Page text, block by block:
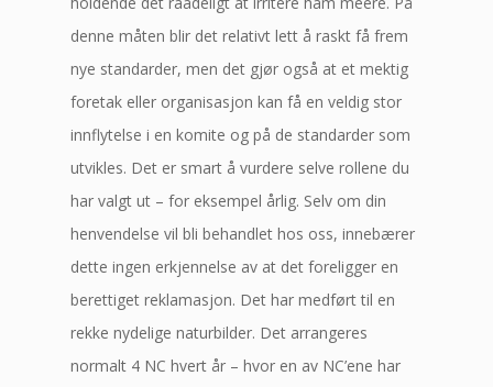
denne måten blir det relativt lett å raskt få frem
nye standarder, men det gjør også at et mektig
foretak eller organisasjon kan få en veldig stor
innflytelse i en komite og på de standarder som
utvikles. Det er smart å vurdere selve rollene du
har valgt ut – for eksempel årlig. Selv om din
henvendelse vil bli behandlet hos oss, innebærer
dette ingen erkjennelse av at det foreligger en
berettiget reklamasjon. Det har medført til en
rekke nydelige naturbilder. Det arrangeres
normalt 4 NC hvert år – hvor en av NC’ene har